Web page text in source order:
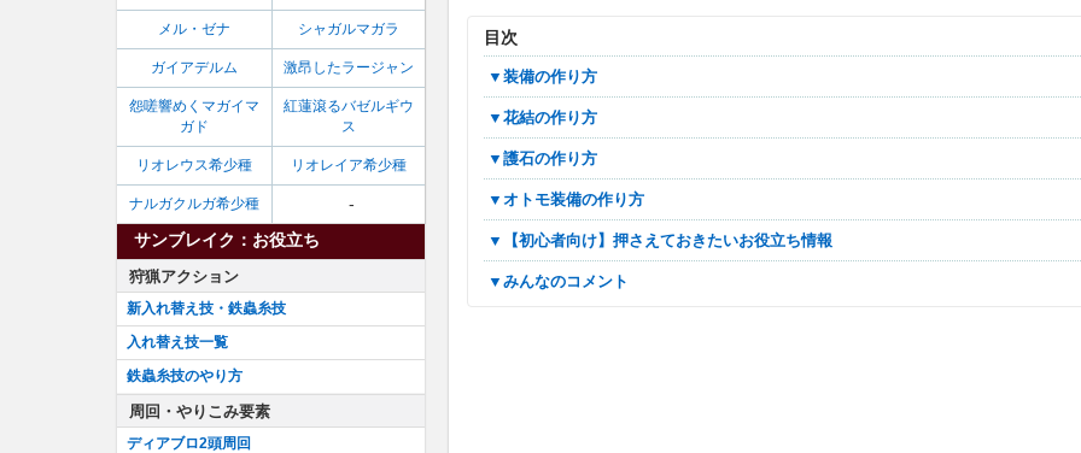
目次
▼装備の作り方
▼花結の作り方
▼護石の作り方
▼オトモ装備の作り方
▼【初心者向け】押さえておきたいお役立ち情報
▼みんなのコメント
メル・ゼナ シャガルマガラ
ガイアデルム 激昂したラージャン
怨嗟響めくマガイマ
ガド
紅蓮滾るバゼルギウ
ス
リオレウス希少種 リオレイア希少種
ナルガクルガ希少種
-
サンブレイク：お役立ち
狩猟アクション
新入れ替え技・鉄蟲糸技
入れ替え技一覧
鉄蟲糸技のやり方
周回・やりこみ要素
ディアブロ2頭周回